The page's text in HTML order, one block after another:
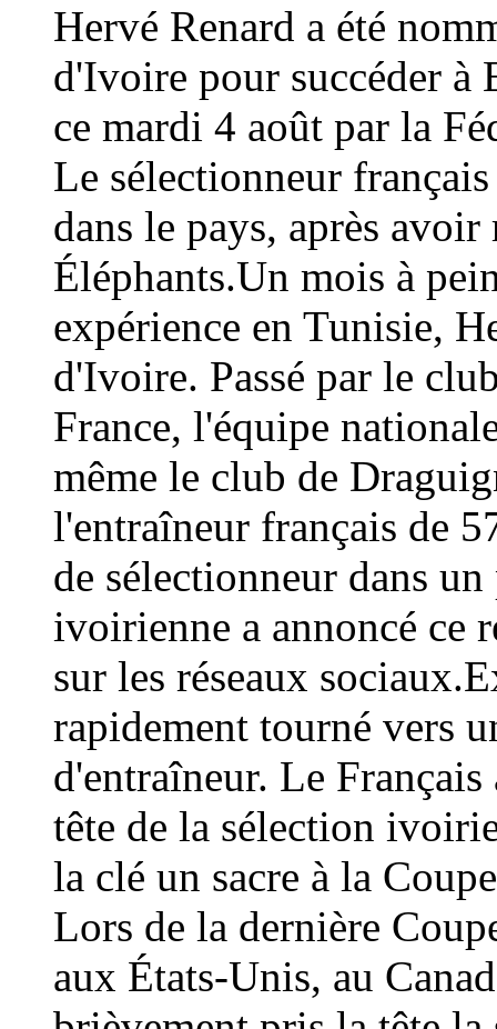
Hervé Renard a été
d'Ivoire pour succéder à
ce mardi 4 août par la
Le sélectionneur
dans le pays, après
Éléphants.Un mois à
expérience en Tunisie,
d'Ivoire. Passé par le
France, l'équipe
même le club de
l'entraîneur français de
de sélectionneur dans
ivoirienne a annoncé ce
sur les réseaux
rapidement tourné vers
d'entraîneur. Le
tête de la sélection
la clé un sacre à la
Lors de la dernière
aux États-Unis, au